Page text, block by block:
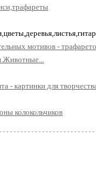
мотивов -
- картинки для
колокольчиков